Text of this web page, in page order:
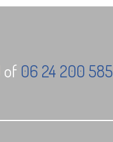
of 06 24 200 585